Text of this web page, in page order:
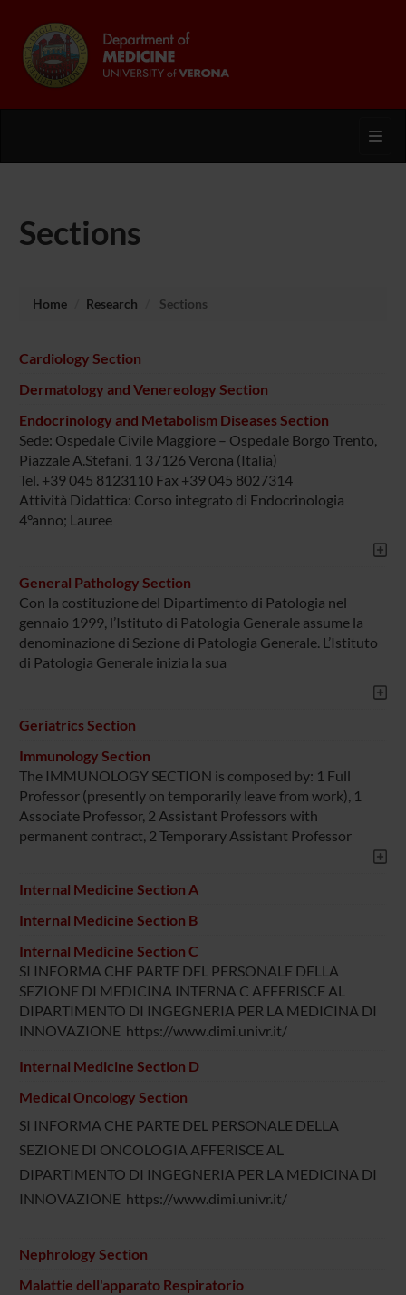
Sections
Home Research Sections
Cardiology Section
Dermatology and Venereology Section
Endocrinology and Metabolism Diseases Section
Sede: Ospedale Civile Maggiore – Ospedale Borgo Trento,
Piazzale A.Stefani, 1 37126 Verona (Italia)
Tel. +39 045 8123110 Fax +39 045 8027314
Attività Didattica: Corso integrato di Endocrinologia
4°anno; Lauree
General Pathology Section
Con la costituzione del Dipartimento di Patologia nel
gennaio 1999, l’Istituto di Patologia Generale assume la
denominazione di Sezione di Patologia Generale. L’Istituto
di Patologia Generale inizia la sua
Geriatrics Section
Immunology Section
The IMMUNOLOGY SECTION is composed by: 1 Full
Professor (presently on temporarily leave from work), 1
Associate Professor, 2 Assistant Professors with
permanent contract, 2 Temporary Assistant Professor
Internal Medicine Section A
Internal Medicine Section B
Internal Medicine Section C
SI INFORMA CHE PARTE DEL PERSONALE DELLA
SEZIONE DI MEDICINA INTERNA C AFFERISCE AL
DIPARTIMENTO DI INGEGNERIA PER LA MEDICINA DI
INNOVAZIONE https://www.dimi.univr.it/
Internal Medicine Section D
Medical Oncology Section
SI INFORMA CHE PARTE DEL PERSONALE DELLA
SEZIONE DI ONCOLOGIA AFFERISCE AL
DIPARTIMENTO DI INGEGNERIA PER LA MEDICINA DI
INNOVAZIONE https://www.dimi.univr.it/
Nephrology Section
Malattie dell'apparato Respiratorio